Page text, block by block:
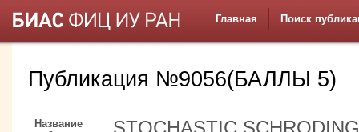
Главная Поиск
Публикация №9056(БАЛЛЫ 5)
Название